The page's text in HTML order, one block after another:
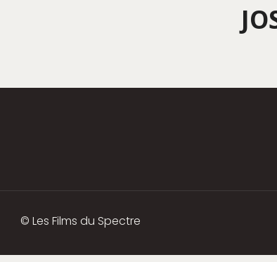
© Les Films du Spectre